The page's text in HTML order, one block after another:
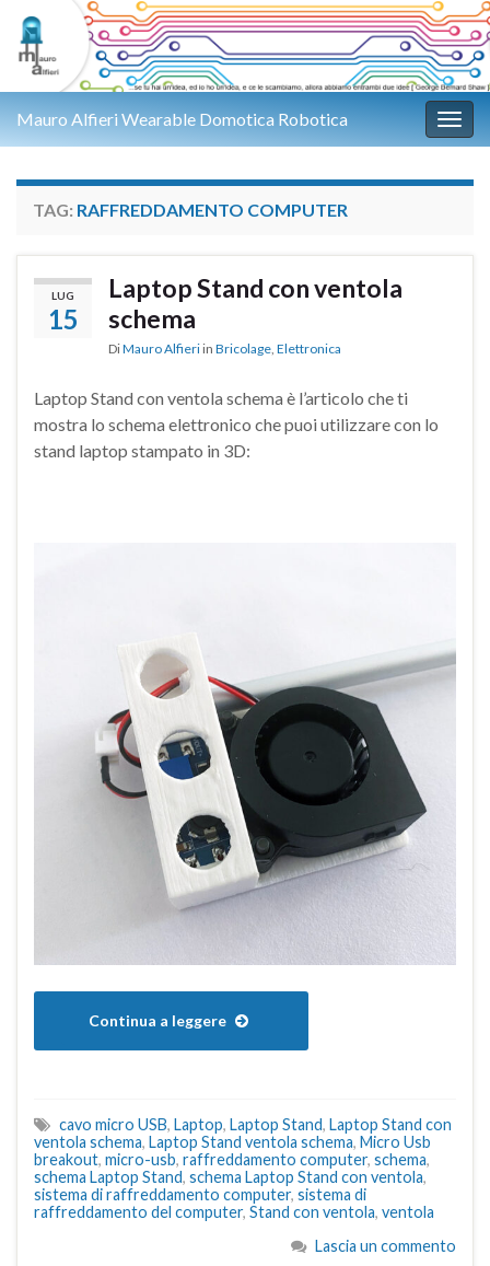
Mauro Alfieri Wearable Domotica Robotica
TAG: RAFFREDDAMENTO COMPUTER
LUG
15
Laptop Stand con ventola
schema
DiMauro Alfieri in Bricolage, Elettronica
Laptop Stand con ventola schema è l’articolo che ti
mostra lo schema elettronico che puoi utilizzare con lo
stand laptop stampato in 3D:
Continua a leggere
cavo micro USB, Laptop, Laptop Stand, Laptop Stand con
ventola schema, Laptop Stand ventola schema, Micro Usb
breakout, micro-usb, raffreddamento computer, schema,
schema Laptop Stand, schema Laptop Stand con ventola,
sistema di raffreddamento computer, sistema di
raffreddamento del computer, Stand con ventola, ventola
Lascia un commento